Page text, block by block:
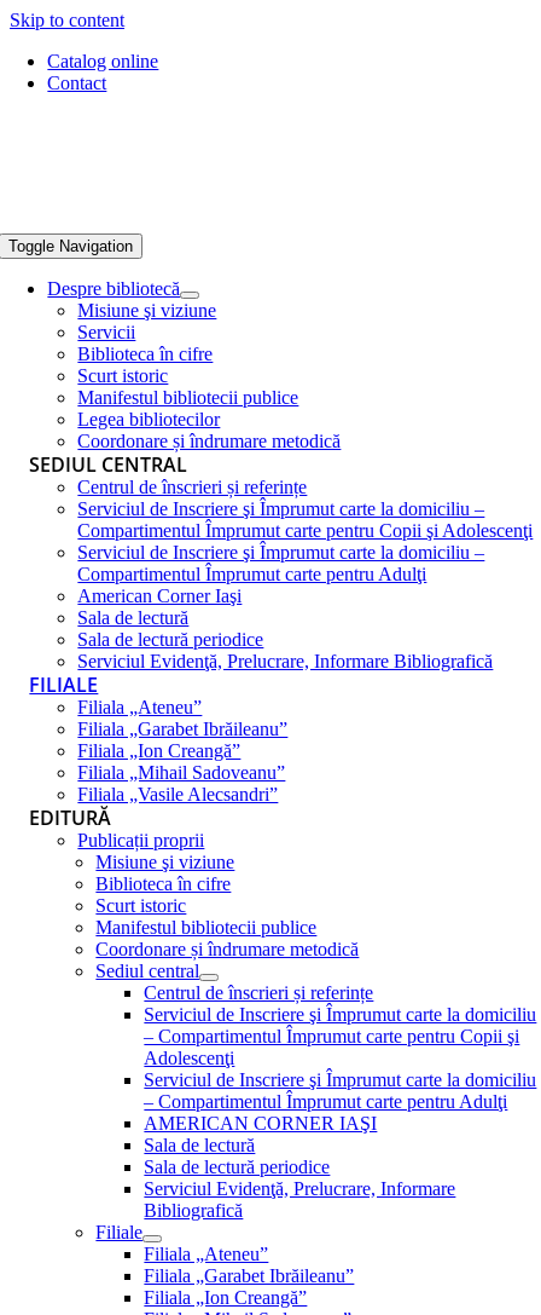
Skip to content
Catalog online
Contact
Toggle Navigation
Despre bibliotecă
Misiune şi viziune
Servicii
Biblioteca în cifre
Scurt istoric
Manifestul bibliotecii publice
Legea bibliotecilor
Coordonare și îndrumare metodică
SEDIUL CENTRAL
Centrul de înscrieri și referințe
Serviciul de Inscriere şi Împrumut carte la domiciliu –
Compartimentul Împrumut carte pentru Copii şi Adolescenţi
Serviciul de Inscriere şi Împrumut carte la domiciliu –
Compartimentul Împrumut carte pentru Adulţi
American Corner Iaşi
Sala de lectură
Sala de lectură periodice
Serviciul Evidenţă, Prelucrare, Informare Bibliografică
FILIALE
Filiala „Ateneu”
Filiala „Garabet Ibrăileanu”
Filiala „Ion Creangă”
Filiala „Mihail Sadoveanu”
Filiala „Vasile Alecsandri”
EDITURĂ
Publicații proprii
Misiune şi viziune
Biblioteca în cifre
Scurt istoric
Manifestul bibliotecii publice
Coordonare și îndrumare metodică
Sediul central
Centrul de înscrieri și referințe
Serviciul de Inscriere şi Împrumut carte la domiciliu
– Compartimentul Împrumut carte pentru Copii şi
Adolescenţi
Serviciul de Inscriere şi Împrumut carte la domiciliu
– Compartimentul Împrumut carte pentru Adulţi
AMERICAN CORNER IAŞI
Sala de lectură
Sala de lectură periodice
Serviciul Evidenţă, Prelucrare, Informare
Bibliografică
Filiale
Filiala „Ateneu”
Filiala „Garabet Ibrăileanu”
Filiala „Ion Creangă”